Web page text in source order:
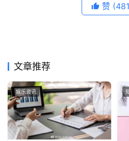
赞
文章推荐
娱乐资讯